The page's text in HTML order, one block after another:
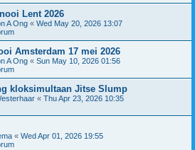
Lent 2026
A Ong « Wed May 20, 2026 13:07
Amsterdam 17 mei 2026
A Ong « Sun May 10, 2026 01:56
kloksimultaan Jitse Slump
« Thu Apr 23, 2026 10:35
« Wed Apr 01, 2026 19:55